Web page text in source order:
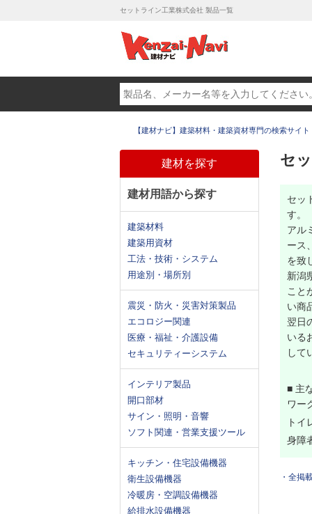
セットライン工業株式会社 製品一覧
【建材ナビ】建築材料・建築資材専門の検索サイト
建材を探す
建材用語から探す
建築材料
建築用資材
工法・技術・システム
用途別・場所別
震災・防火・災害対策製品
エコロジー関連
医療・福祉・介護設備
セキュリティーシステム
インテリア製品
開口部材
サイン・照明・音響
ソフト関連・営業支援ツール
キッチン・住宅設備機器
衛生設備機器
冷暖房・空調設備機器
給排水設備機器
セ
セッ
す。
アル
ース
を致
新潟
こと
い商
翌日
いる
して
■ 主
ワー
トイ
身障
・全掲